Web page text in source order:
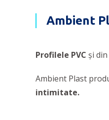
Ambient
Profilele PVC și din
Ambient Plast
intimitate.